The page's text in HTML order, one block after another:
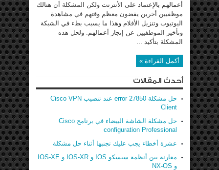
أعمالهم بالإعتماد على الأنترنت ولكن المشكلة أن هنالك
موظفيين أخرين يقضون معظم وقتهم في مشاهدة
اليوتيوب وتنزيل الأفلام وهذا ما يسبب بطء في الشبكة
وتأخير الموظفيين عن إنجاز أعمالهم. ولحل هذه
المشكلة بتأكيد ...
أكمل القراءة »
أحدث المقالات
حل مشكلة error 27850 عند تنصيب Cisco VPN
Client
حل مشكلة الشاشة البيضاء في برنامج Cisco
configuration Professional
عشرة أخطاء يجب عليك تجنبها أثناء حل مشكلة
مقارنة بين أنظمة سيسكو IOS و IOS-XR و IOS-XE
و NX-OS